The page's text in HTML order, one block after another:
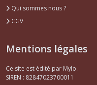
Qui sommes nous ?
CGV
Mentions légales
Ce site est édité par Mylo.
SIREN : 82847023700011